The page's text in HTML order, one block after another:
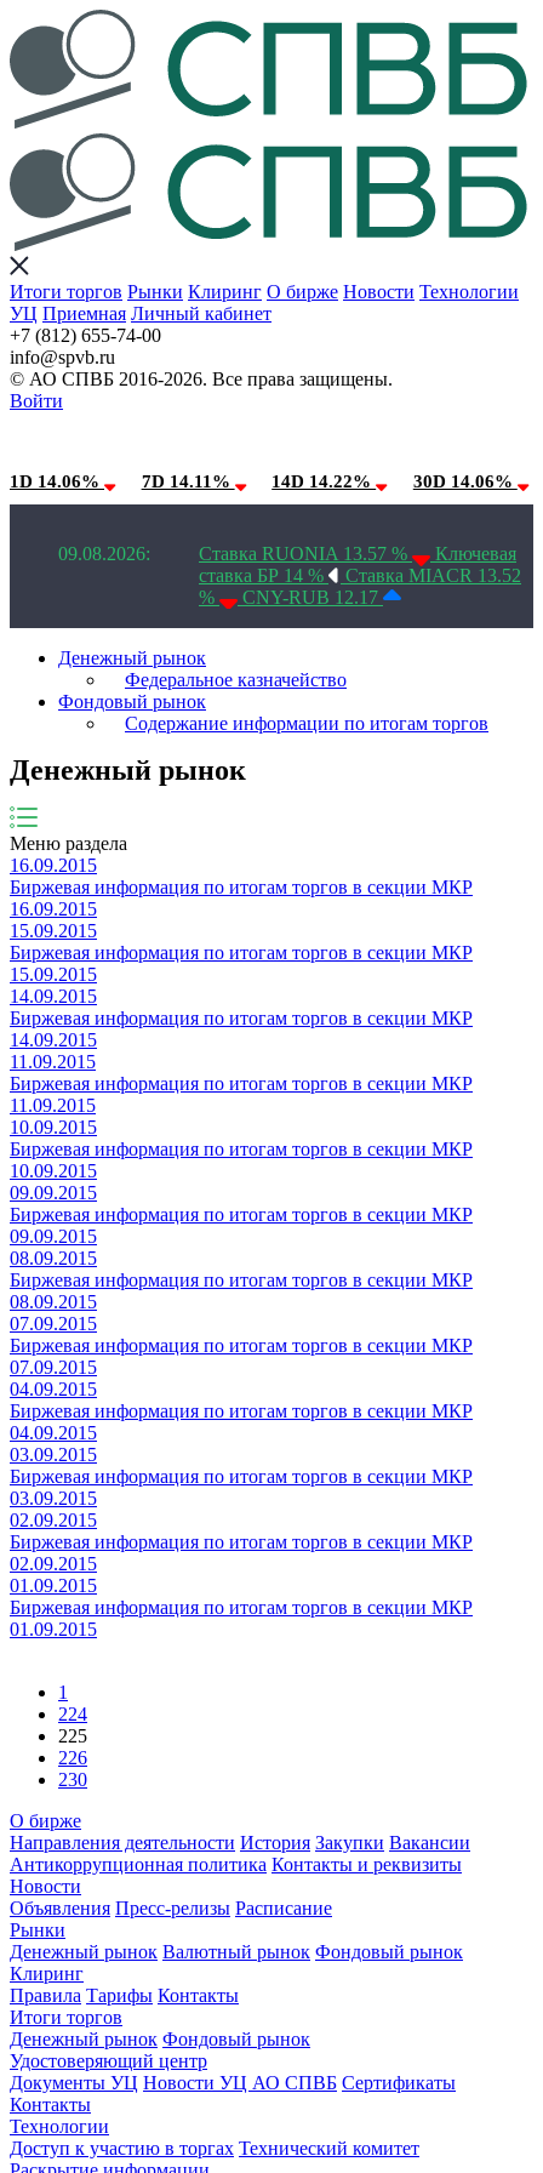
Итоги торгов Рынки Клиринг О бирже Новости Технологии
УЦ Приемная Личный кабинет
+7 (812) 655-74-00
info@spvb.ru
© АО СПВБ 2016-2026. Все права защищены.
Войти
1D 14.06% 7D 14.11% 14D 14.22% 30D 14.06%
09.08.2026: Ставка RUONIA 13.57 %
Ключевая
ставка БР 14 %
Ставка MIACR 13.52
%
CNY-RUB 12.17
Денежный рынок
Федеральное казначейство
Фондовый рынок
Содержание информации по итогам торгов
Денежный рынок
Меню раздела
16.09.2015
Биржевая информация по итогам торгов в секции МКР
16.09.2015
15.09.2015
Биржевая информация по итогам торгов в секции МКР
15.09.2015
14.09.2015
Биржевая информация по итогам торгов в секции МКР
14.09.2015
11.09.2015
Биржевая информация по итогам торгов в секции МКР
11.09.2015
10.09.2015
Биржевая информация по итогам торгов в секции МКР
10.09.2015
09.09.2015
Биржевая информация по итогам торгов в секции МКР
09.09.2015
08.09.2015
Биржевая информация по итогам торгов в секции МКР
08.09.2015
07.09.2015
Биржевая информация по итогам торгов в секции МКР
07.09.2015
04.09.2015
Биржевая информация по итогам торгов в секции МКР
04.09.2015
03.09.2015
Биржевая информация по итогам торгов в секции МКР
03.09.2015
02.09.2015
Биржевая информация по итогам торгов в секции МКР
02.09.2015
01.09.2015
Биржевая информация по итогам торгов в секции МКР
01.09.2015
1
224
225
226
230
О бирже
Направления деятельности История Закупки Вакансии
Антикоррупционная политика Контакты и реквизиты
Новости
Объявления Пресс-релизы Расписание
Рынки
Денежный рынок Валютный рынок Фондовый рынок
Клиринг
Правила Тарифы Контакты
Итоги торгов
Денежный рынок Фондовый рынок
Удостоверяющий центр
Документы УЦ Новости УЦ АО СПВБ Сертификаты
Контакты
Технологии
Доступ к участию в торгах Технический комитет